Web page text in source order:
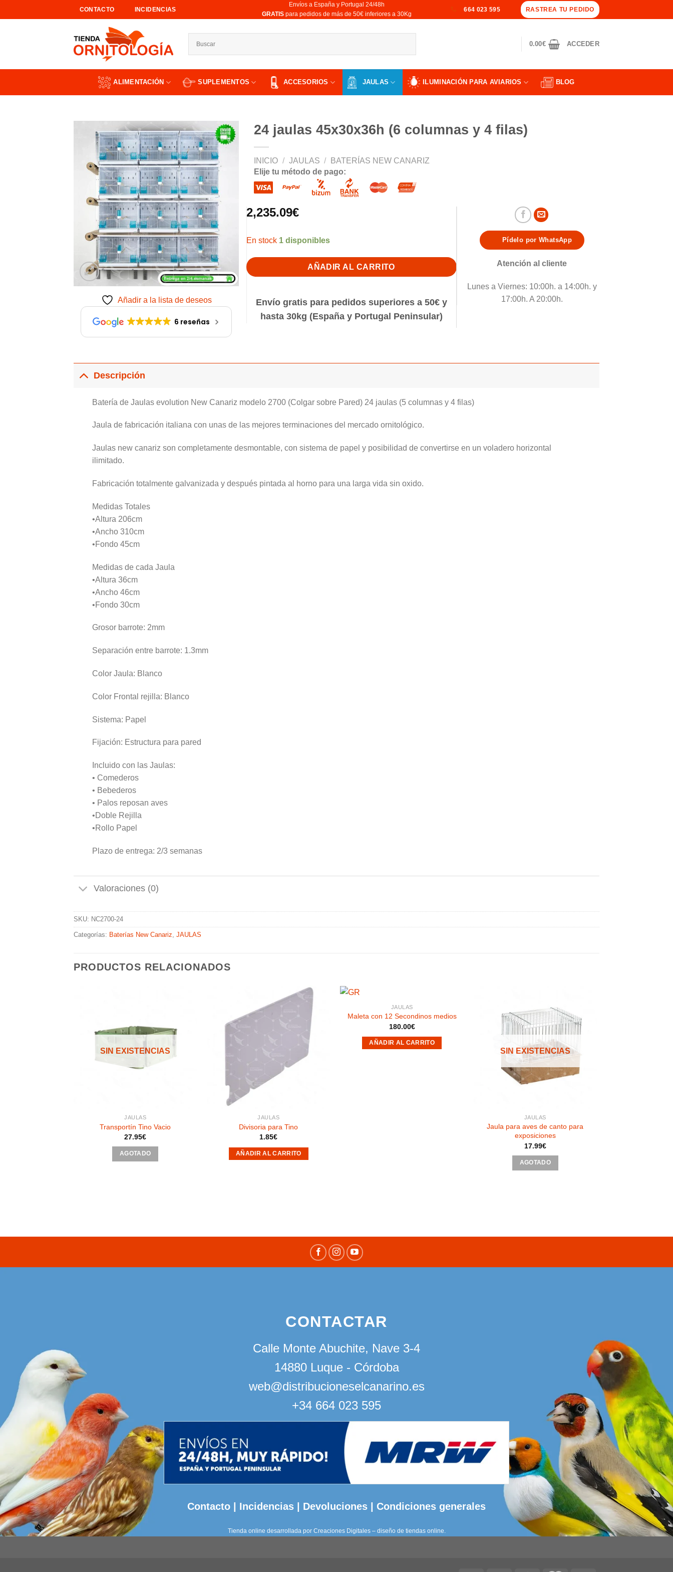
al
CONTACTO INCIDENCIAS
Envíos a España y Portugal 24/48h
​GRATISpara pedidos de más de 50€ inferiores a 30Kg
664 023 595 RASTREA TU PEDIDO
0.00€ ACCEDER
ALIMENTACIÓN SUPLEMENTOS ACCESORIOS JAULAS ILUMINACIÓN PARA AVIARIOS BLOG
Añadir
a la
lista de
deseos
Añadir a la lista de deseos
6 reseñas
24 jaulas 45x30x36h (6 columnas y 4 filas)
INICIO / JAULAS /
BATERÍAS NEW CANARIZ
Elije tu método de pago:
2,235.09€
1 disponibles
AÑADIR AL CARRITO
Envío gratis para pedidos superiores a 50€ y
hasta 30kg (España y Portugal Peninsular)
Pídelo por WhatsApp
Atención al cliente
Lunes a Viernes: 10:00h. a 14:00h. y
17:00h. A 20:00h.
Descripción
Batería de Jaulas evolution New Canariz modelo 2700 (Colgar sobre Pared) 24 jaulas (5 columnas y 4 filas)
Jaula de fabricación italiana con unas de las mejores terminaciones del mercado ornitológico.
Jaulas new canariz son completamente desmontable, con sistema de papel y posibilidad de convertirse en un voladero horizontal
ilimitado.
Fabricación totalmente galvanizada y después pintada al horno para una larga vida sin oxido.
Medidas Totales
•Altura 206cm
•Ancho 310cm
•Fondo 45cm
Medidas de cada Jaula
•Altura 36cm
•Ancho 46cm
•Fondo 30cm
Grosor barrote: 2mm
Separación entre barrote: 1.3mm
Color Jaula: Blanco
Color Frontal rejilla: Blanco
Sistema: Papel
Fijación: Estructura para pared
Incluido con las Jaulas:
• Comederos
• Bebederos
• Palos reposan aves
•Doble Rejilla
•Rollo Papel
Plazo de entrega: 2/3 semanas
Valoraciones (0)
SKU: NC2700-24
Categorías: Baterías New Canariz JAULAS
PRODUCTOS RELACIONADOS
Añadir
deseos
SIN EXISTENCIAS
JAULAS
Transportín Tino Vacio
27.95€
AGOTADO
a la
lista de
JAULAS
Divisoria para Tino
1.85€
AÑADIR AL CARRITO
a la
JAULAS
Maleta con 12 Secondinos medios
180.00€
AÑADIR AL CARRITO
Añadir
deseos
SIN EXISTENCIAS
JAULAS
Jaula para aves de canto para
exposiciones
17.99€
AGOTADO
CONTACTAR
Calle Monte Abuchite, Nave 3-4
14880 Luque - Córdoba
web@distribucioneselcanarino.es
+34 664 023 595
Contacto Incidencias Devoluciones Condiciones generales
Tienda online desarrollada por Creaciones Digitales – diseño de tiendas online.